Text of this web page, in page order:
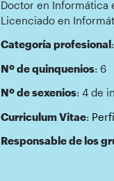
Doctor en Informática
Licenciado en
Categoría profesional
Nº de quinquenios: 6
Nº de sexenios: 4 de
Curriculum Vitae:
Responsable de los